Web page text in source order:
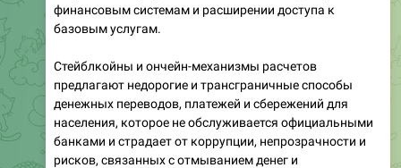
финансовым системам и расширении доступа к
базовым услугам.
Стейблкойны и ончейн-механизмы расчетов
предлагают недорогие и трансграничные способы
денежных переводов, платежей и сбережений для
населения, которое не обслуживается официальными
банками и страдает от коррупции, непрозрачности и
рисков, связанных с отмыванием денег и